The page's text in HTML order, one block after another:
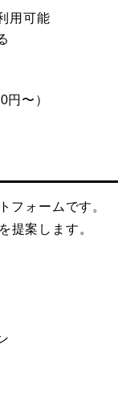
用可能
〜）
フォームです。
提案します。